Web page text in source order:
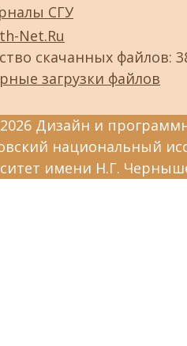
СГУ
Net.Ru
скачанных файлов:
загрузки файлов
Дизайн и
национальный
имени Н.Г.